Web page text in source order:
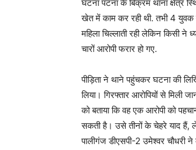
घटना पटना के बिक्रम थाना क्षेत्र
खेत में काम कर रही थी. तभी 4 युवक
महिला चिल्लाती रही लेकिन किसी
चारों आरोपी फरार हो गए.
पीड़िता ने थाने पहुंचकर घटना की
लिया। गिरफ्तार आरोपियों से मिली
को बताया कि वह एक आरोपी को
सकती है। उसे तीनों के चेहरे याद
पालीगंज डीएसपी-2 उमेश्वर चौधरी ने